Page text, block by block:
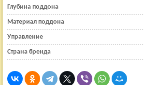
Глубина поддона
Материал поддона
Управление
Страна бренда